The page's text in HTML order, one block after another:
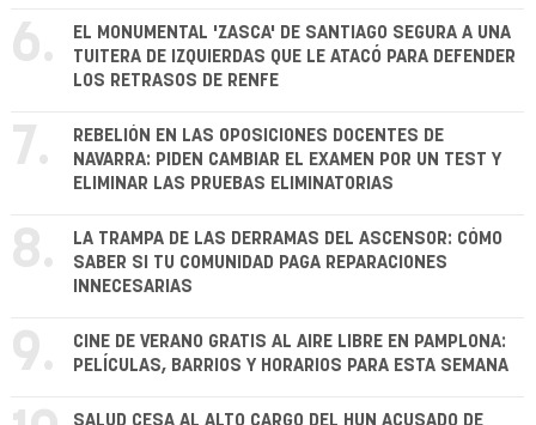
6.
EL MONUMENTAL 'ZASCA' DE SANTIAGO SEGURA A UNA
TUITERA DE IZQUIERDAS QUE LE ATACÓ PARA DEFENDER
LOS RETRASOS DE RENFE
7.
REBELIÓN EN LAS OPOSICIONES DOCENTES DE
NAVARRA: PIDEN CAMBIAR EL EXAMEN POR UN TEST Y
ELIMINAR LAS PRUEBAS ELIMINATORIAS
8.
LA TRAMPA DE LAS DERRAMAS DEL ASCENSOR: CÓMO
SABER SI TU COMUNIDAD PAGA REPARACIONES
INNECESARIAS
9.
CINE DE VERANO GRATIS AL AIRE LIBRE EN PAMPLONA:
PELÍCULAS, BARRIOS Y HORARIOS PARA ESTA SEMANA
SALUD CESA AL ALTO CARGO DEL HUN ACUSADO DE